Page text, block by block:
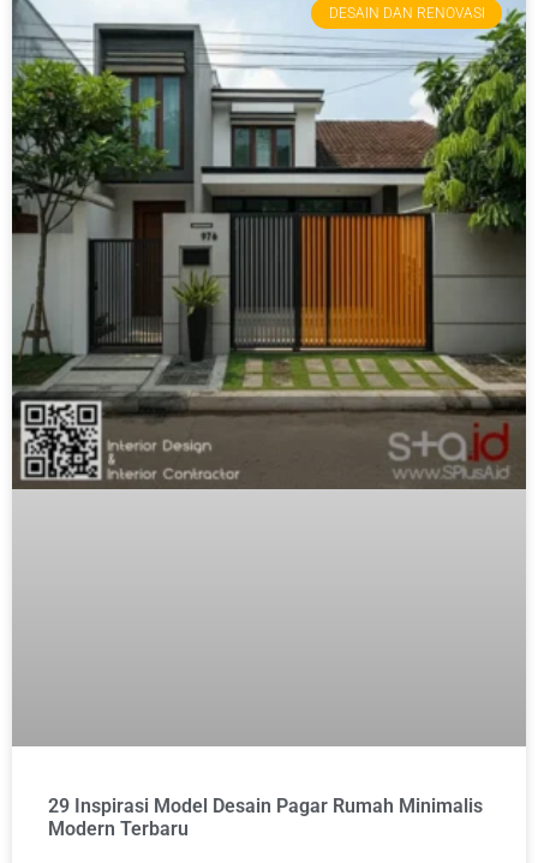
DESAIN DAN RENOVASI
29 Inspirasi Model Desain Pagar Rumah Minimalis
Modern Terbaru